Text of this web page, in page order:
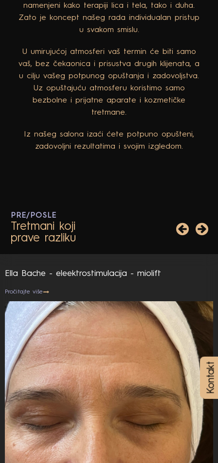
Kontakt
Naše verovanje je da su kozmetički saloni
namenjeni kako terapiji lica i tela, tako i duha.
Zato je koncept našeg rada individualan pristup
U umirujućoj atmosferi vaš termin će biti samo
vaš, bez čekaonica i prisustva drugih klijenata, a
u cilju vašeg potpunog opuštanja i zadovoljstva.
Uz opuštajuću atmosferu koristimo samo
bezbolne i prijatne aparate i kozmetičke
Iz našeg salona izaći ćete potpuno opušteni,
PRE/POSLE
Tretmani koji
prave razliku
Ella Bache - eleektrostimulacija - miolift
Pročitajte više